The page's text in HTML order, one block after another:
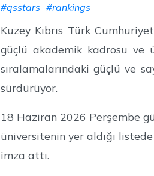
#qsstars #rankings
Kuzey Kıbrıs Türk
güçlü akademik kadrosu ve
sıralamalarındaki güçlü ve
sürdürüyor.
18 Haziran 2026 Perşembe
üniversitenin yer aldığı
imza attı.